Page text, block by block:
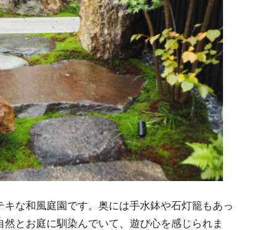
な和風庭園です。奥には手水鉢や石灯籠もあっ
とお庭に馴染んでいて、遊び心を感じられま